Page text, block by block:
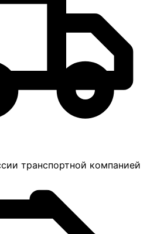
транспортной компанией